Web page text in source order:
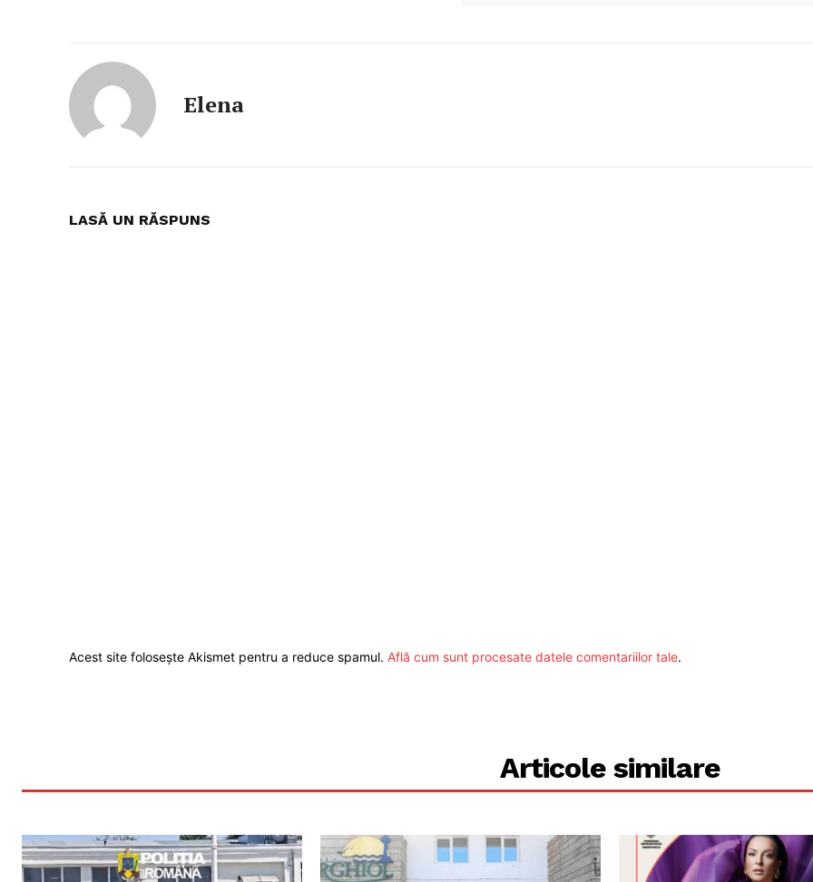
Elena
LASĂ UN RĂSPUNS
Acest site folosește Akismet pentru a reduce spamul. Află cum sunt procesate datele comentariilor tale.
Articole similare